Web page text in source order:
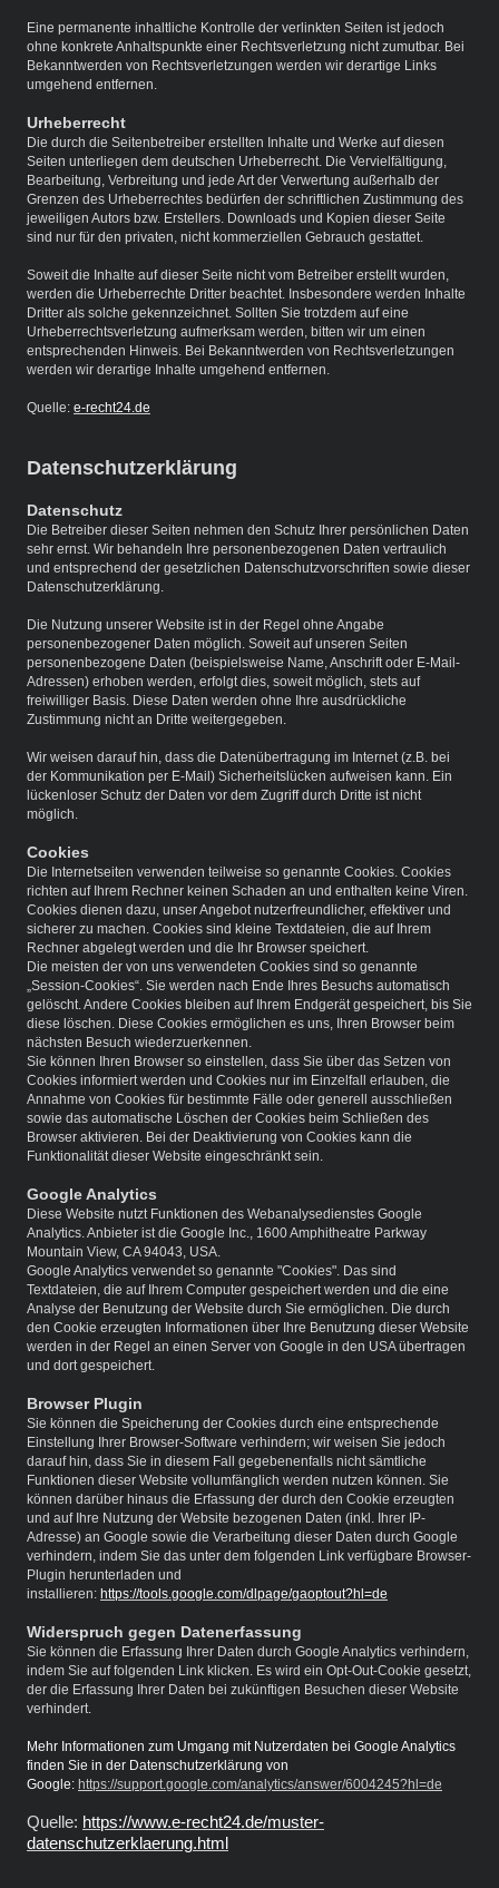
Eine permanente inhaltliche Kontrolle der verlinkten Seiten ist jedoch
ohne konkrete Anhaltspunkte einer Rechtsverletzung nicht zumutbar. Bei
Bekanntwerden von Rechtsverletzungen werden wir derartige Links
umgehend entfernen.
Urheberrecht
Die durch die Seitenbetreiber erstellten Inhalte und Werke auf diesen
Seiten unterliegen dem deutschen Urheberrecht. Die Vervielfältigung,
Bearbeitung, Verbreitung und jede Art der Verwertung außerhalb der
Grenzen des Urheberrechtes bedürfen der schriftlichen Zustimmung des
jeweiligen Autors bzw. Erstellers. Downloads und Kopien dieser Seite
sind nur für den privaten, nicht kommerziellen Gebrauch gestattet.
Soweit die Inhalte auf dieser Seite nicht vom Betreiber erstellt wurden,
werden die Urheberrechte Dritter beachtet. Insbesondere werden Inhalte
Dritter als solche gekennzeichnet. Sollten Sie trotzdem auf eine
Urheberrechtsverletzung aufmerksam werden, bitten wir um einen
entsprechenden Hinweis. Bei Bekanntwerden von Rechtsverletzungen
werden wir derartige Inhalte umgehend entfernen.
Quelle: e-recht24.de
Datenschutzerklärung
Datenschutz
Die Betreiber dieser Seiten nehmen den Schutz Ihrer persönlichen Daten
sehr ernst. Wir behandeln Ihre personenbezogenen Daten vertraulich
und entsprechend der gesetzlichen Datenschutzvorschriften sowie dieser
Datenschutzerklärung.
Die Nutzung unserer Website ist in der Regel ohne Angabe
personenbezogener Daten möglich. Soweit auf unseren Seiten
personenbezogene Daten (beispielsweise Name, Anschrift oder E-Mail-
Adressen) erhoben werden, erfolgt dies, soweit möglich, stets auf
freiwilliger Basis. Diese Daten werden ohne Ihre ausdrückliche
Zustimmung nicht an Dritte weitergegeben.
Wir weisen darauf hin, dass die Datenübertragung im Internet (z.B. bei
der Kommunikation per E-Mail) Sicherheitslücken aufweisen kann. Ein
lückenloser Schutz der Daten vor dem Zugriff durch Dritte ist nicht
möglich.
Cookies
Die Internetseiten verwenden teilweise so genannte Cookies. Cookies
richten auf Ihrem Rechner keinen Schaden an und enthalten keine Viren.
Cookies dienen dazu, unser Angebot nutzerfreundlicher, effektiver und
sicherer zu machen. Cookies sind kleine Textdateien, die auf Ihrem
Rechner abgelegt werden und die Ihr Browser speichert.
Die meisten der von uns verwendeten Cookies sind so genannte
„Session-Cookies“. Sie werden nach Ende Ihres Besuchs automatisch
gelöscht. Andere Cookies bleiben auf Ihrem Endgerät gespeichert, bis Sie
diese löschen. Diese Cookies ermöglichen es uns, Ihren Browser beim
nächsten Besuch wiederzuerkennen.
Sie können Ihren Browser so einstellen, dass Sie über das Setzen von
Cookies informiert werden und Cookies nur im Einzelfall erlauben, die
Annahme von Cookies für bestimmte Fälle oder generell ausschließen
sowie das automatische Löschen der Cookies beim Schließen des
Browser aktivieren. Bei der Deaktivierung von Cookies kann die
Funktionalität dieser Website eingeschränkt sein.
Google Analytics
Diese Website nutzt Funktionen des Webanalysedienstes Google
Analytics. Anbieter ist die Google Inc., 1600 Amphitheatre Parkway
Mountain View, CA 94043, USA.
Google Analytics verwendet so genannte "Cookies". Das sind
Textdateien, die auf Ihrem Computer gespeichert werden und die eine
Analyse der Benutzung der Website durch Sie ermöglichen. Die durch
den Cookie erzeugten Informationen über Ihre Benutzung dieser Website
werden in der Regel an einen Server von Google in den USA übertragen
und dort gespeichert.
Browser Plugin
Sie können die Speicherung der Cookies durch eine entsprechende
Einstellung Ihrer Browser-Software verhindern; wir weisen Sie jedoch
darauf hin, dass Sie in diesem Fall gegebenenfalls nicht sämtliche
Funktionen dieser Website vollumfänglich werden nutzen können. Sie
können darüber hinaus die Erfassung der durch den Cookie erzeugten
und auf Ihre Nutzung der Website bezogenen Daten (inkl. Ihrer IP-
Adresse) an Google sowie die Verarbeitung dieser Daten durch Google
verhindern, indem Sie das unter dem folgenden Link verfügbare Browser-
Plugin herunterladen und
installieren: https://tools.google.com/dlpage/gaoptout?hl=de
Widerspruch gegen Datenerfassung
Sie können die Erfassung Ihrer Daten durch Google Analytics verhindern,
indem Sie auf folgenden Link klicken. Es wird ein Opt-Out-Cookie gesetzt,
der die Erfassung Ihrer Daten bei zukünftigen Besuchen dieser Website
verhindert.
Mehr Informationen zum Umgang mit Nutzerdaten bei Google Analytics
finden Sie in der Datenschutzerklärung von
Google: https://support.google.com/analytics/answer/6004245?hl=de
Quelle: https://www.e-recht24.de/muster-
datenschutzerklaerung.html